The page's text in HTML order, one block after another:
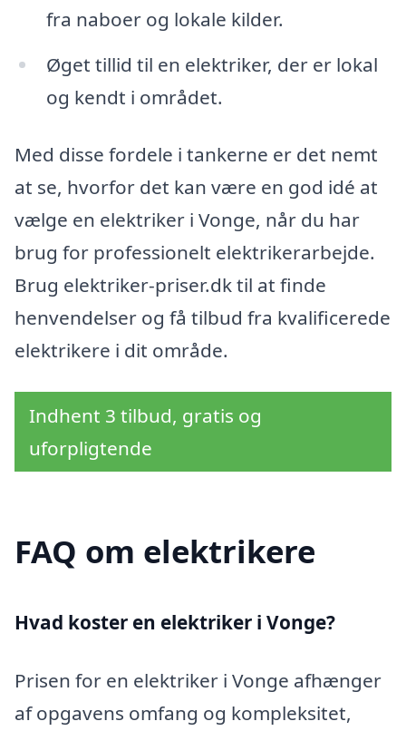
fra naboer og lokale kilder.
Øget tillid til en elektriker, der er lokal
og kendt i området.
Med disse fordele i tankerne er det nemt
at se, hvorfor det kan være en god idé at
vælge en elektriker i Vonge, når du har
brug for professionelt elektrikerarbejde.
Brug elektriker-priser.dk til at finde
henvendelser og få tilbud fra kvalificerede
elektrikere i dit område.
Indhent 3 tilbud, gratis og
uforpligtende
FAQ om elektrikere
Hvad koster en elektriker i Vonge?
Prisen for en elektriker i Vonge afhænger
af opgavens omfang og kompleksitet,